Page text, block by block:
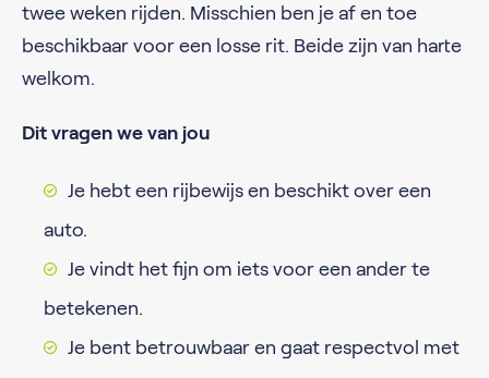
twee weken rijden. Misschien ben je af en toe
beschikbaar voor een losse rit. Beide zijn van harte
welkom.
Dit vragen we van jou
Je hebt een rijbewijs en beschikt over een
auto.
Je vindt het fijn om iets voor een ander te
betekenen.
Je bent betrouwbaar en gaat respectvol met